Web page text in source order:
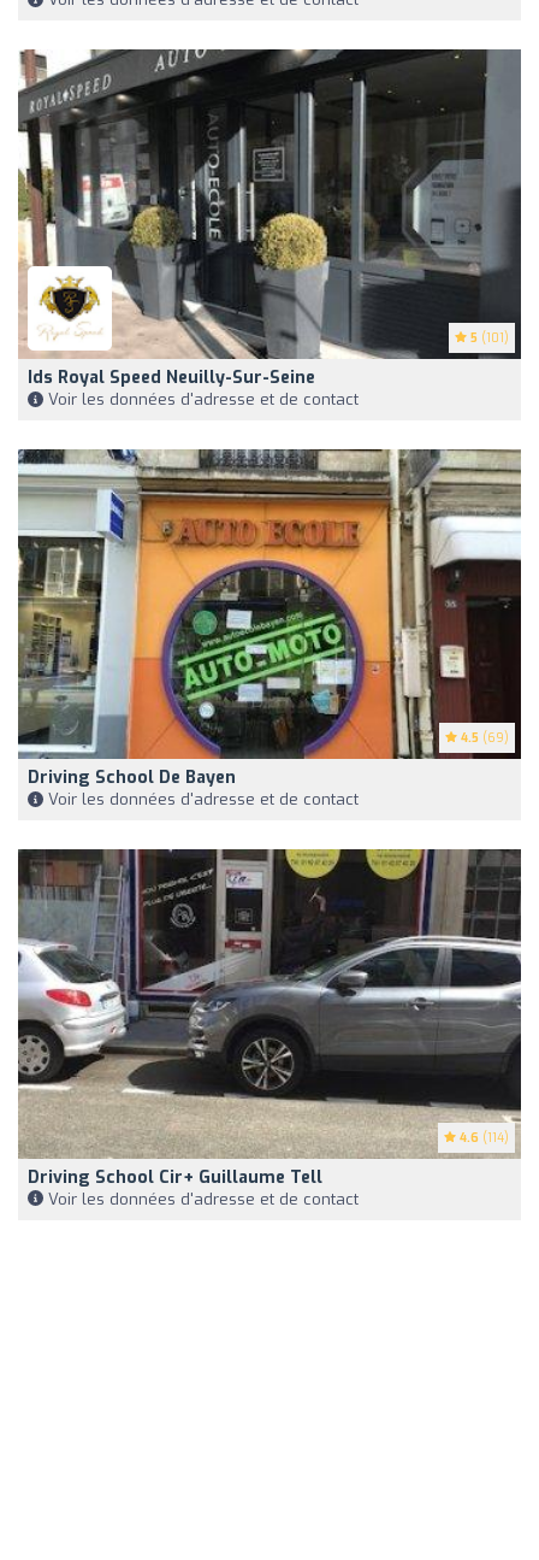
5 (101)
Ids Royal Speed Neuilly-Sur-Seine
Voir les données d'adresse et de contact
4.5 (69)
Driving School De Bayen
Voir les données d'adresse et de contact
4.6 (114)
Driving School Cir+ Guillaume Tell
Voir les données d'adresse et de contact